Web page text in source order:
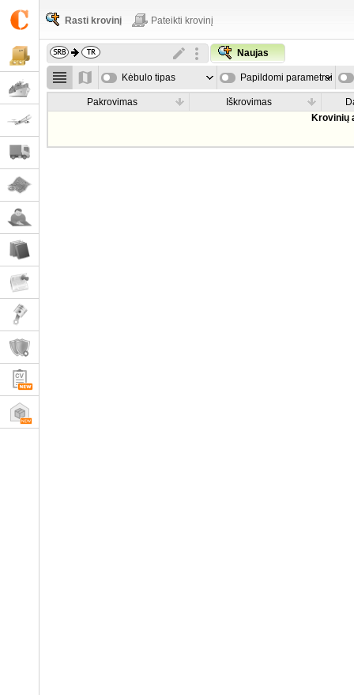
Rasti krovinį Pateikti krovinį
Naujas
Kėbulo tipas Papildomi parametrai
Pakrovimas Iškrovimas
Krovinių